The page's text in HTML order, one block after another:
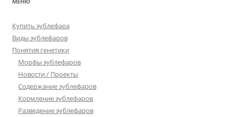
Купить эублефара
Виды эублефаров
Понятия генетики
Морфы эублефаров
Новости / Проекты
Содержание эублефаров
Кормление эублефаров
Разведение эублефаров